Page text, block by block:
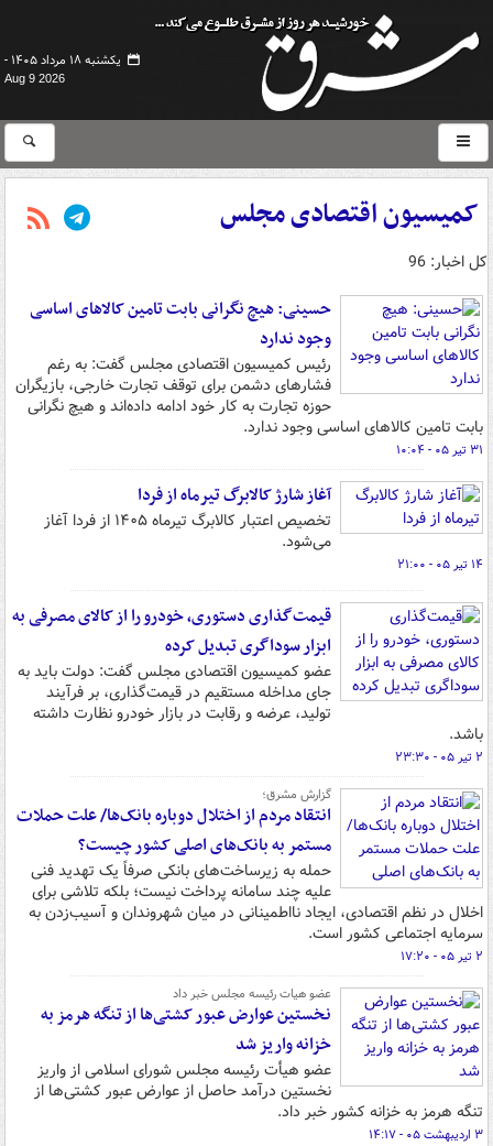
یکشنبه ۱۸ مرداد ۱۴۰۵ -
Aug 9 2026
کمیسیون اقتصادی مجلس
کل اخبار: 96
حسینی: هیچ نگرانی بابت تامین کالاهای اساسی
وجود ندارد
رئیس کمیسیون اقتصادی مجلس گفت: به رغم
فشارهای دشمن برای توقف تجارت خارجی، بازیگران
حوزه تجارت به کار خود ادامه داده‌اند و هیچ نگرانی
بابت تامین کالاهای اساسی وجود ندارد.
۳۱ تیر ۰۵ - ۱۰:۰۴
آغاز شارژ کالابرگ تیرماه از فردا
تخصیص اعتبار کالابرگ تیرماه ۱۴۰۵ از فردا آغاز
می‌شود.
۱۴ تیر ۰۵ - ۲۱:۰۰
قیمت‌گذاری دستوری، خودرو را از کالای مصرفی به
ابزار سوداگری تبدیل کرده
عضو کمیسیون اقتصادی مجلس گفت: دولت باید به
جای مداخله مستقیم در قیمت‌گذاری، بر فرآیند
تولید، عرضه و رقابت در بازار خودرو نظارت داشته
باشد.
۲ تیر ۰۵ - ۲۳:۳۰
گزارش مشرق؛
انتقاد مردم از اختلال دوباره بانک‌ها/ علت حملات
مستمر به بانک‌های اصلی کشور چیست؟
حمله به زیرساخت‌های بانکی صرفاً یک تهدید فنی
علیه چند سامانه پرداخت نیست؛ بلکه تلاشی برای
اخلال در نظم اقتصادی، ایجاد نااطمینانی در میان شهروندان و آسیب‌زدن به
سرمایه اجتماعی کشور است.
۲ تیر ۰۵ - ۱۷:۲۰
عضو هیات رئیسه مجلس خبر داد
نخستین عوارض عبور کشتی‌ها از تنگه هرمز به
خزانه واریز شد
عضو هیأت رئیسه مجلس شورای اسلامی از واریز
نخستین درآمد حاصل از عوارض عبور کشتی‌ها از
تنگه هرمز به خزانه کشور خبر داد.
۳ اردیبهشت ۰۵ - ۱۴:۱۷